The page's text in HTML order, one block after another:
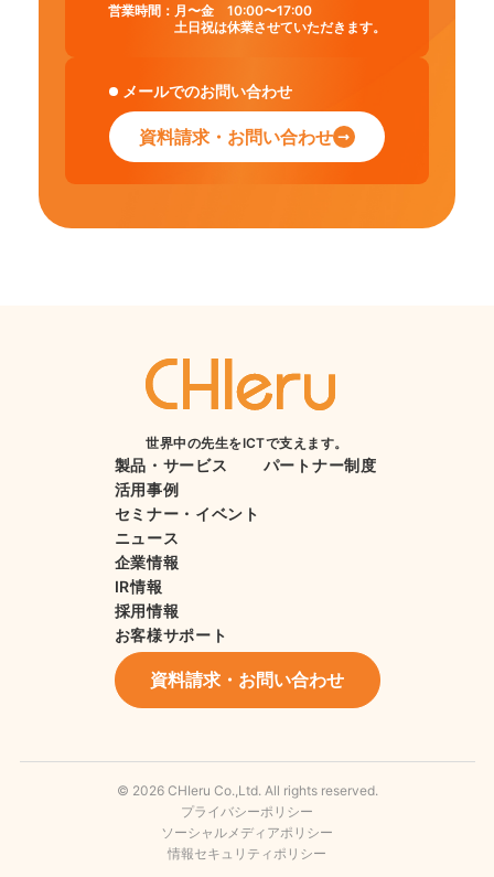
営業時間： 月〜金 10:00〜17:00
土日祝は休業させていただきます。
メールでのお問い合わせ
資料請求・お問い合わせ
世界中の先生をICTで支えます。
製品・サービス
活用事例
セミナー・イベント
ニュース
企業情報
IR情報
採用情報
お客様サポート
パートナー制度
資料請求・お問い合わせ
© 2026 CHIeru Co.,Ltd. All rights reserved.
プライバシーポリシー
ソーシャルメディアポリシー
情報セキュリティポリシー